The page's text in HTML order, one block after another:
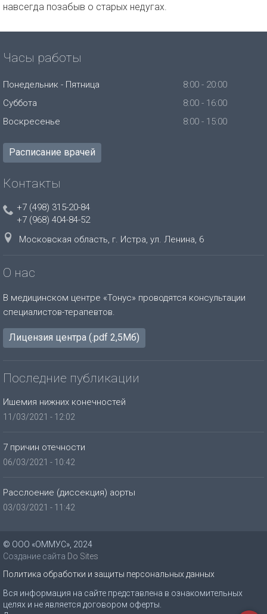
навсегда позабыв о старых недугах.
О нас
В медицинском центре «Тонус» проводятся консультации
специалистов-терапевтов.
Лицензия центра (.pdf 2,5Мб)
Последние публикации
Ишемия нижних конечностей
11/03/2021 - 12:02
7 причин отечности
06/03/2021 - 10:42
Расслоение (диссекция) аорты
03/03/2021 - 11:42
Часы работы
Понедельник - Пятница
8:00 - 20:00
Суббота
8:00 - 16:00
Воскресенье
8:00 - 15:00
Расписание врачей
Контакты
+7 (498) 315-20-84
+7 (968) 404-84-52
Московская область, г. Истра, ул. Ленина, 6
© ООО «ОММУС», 2024
Создание сайта Do Sites
Политика обработки и защиты персональных данных
Вся информация на сайте представлена в ознакомительных
целях и не является договором оферты.